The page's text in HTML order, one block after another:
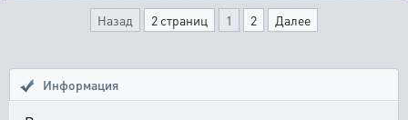
Назад 2 страниц 1 2 Далее
Информация